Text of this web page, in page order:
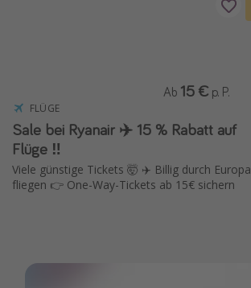
FLÜGE
Sale bei Ryanair ✈️ 15 % Rabatt auf
Flüge ‼️
Viele günstige Tickets 🤯 ✈️ Billig durch Europa
fliegen 👉 One-Way-Tickets ab 15€ sichern
Ab 15 € p. P.